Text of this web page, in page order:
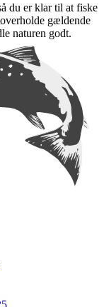
du er klar til at fiske
gældende
naturen godt.